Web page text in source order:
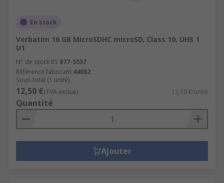
En stock
Verbatim 16 GB MicroSDHC microSD, Class 10, UHS 1
U1
N° de stock RS 877-5557
Référence fabricant 44082
Sous-total (1 unité)
12,50 €(TVA exclue) 12,50 €/unité
Quantité
Ajouter